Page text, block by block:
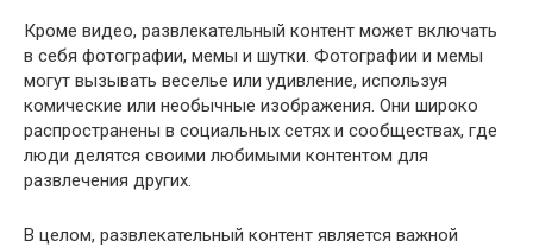
Кроме видео, развлекательный контент может включать
в себя фотографии, мемы и шутки. Фотографии и мемы
могут вызывать веселье или удивление, используя
комические или необычные изображения. Они широко
распространены в социальных сетях и сообществах, где
люди делятся своими любимыми контентом для
развлечения других.
В целом, развлекательный контент является важной